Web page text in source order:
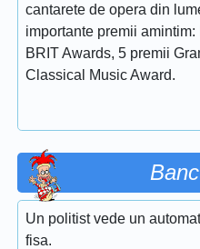
cantarete de opera din
importante premii
BRIT Awards, 5 premii
Classical Music Award.
Un politist vede un
fisa.